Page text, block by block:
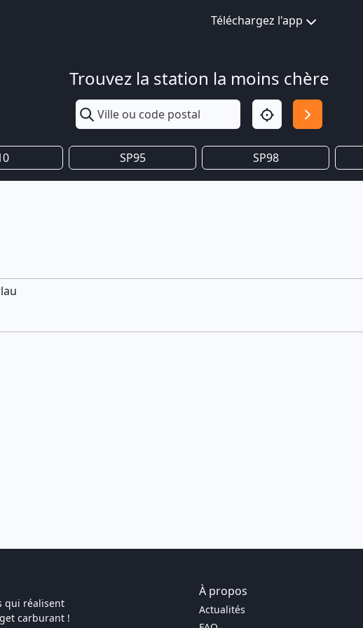
Téléchargez l'app
Trouvez la station la moins chère
SP95 SP98
qui réalisent
carburant !
À propos
Actualités